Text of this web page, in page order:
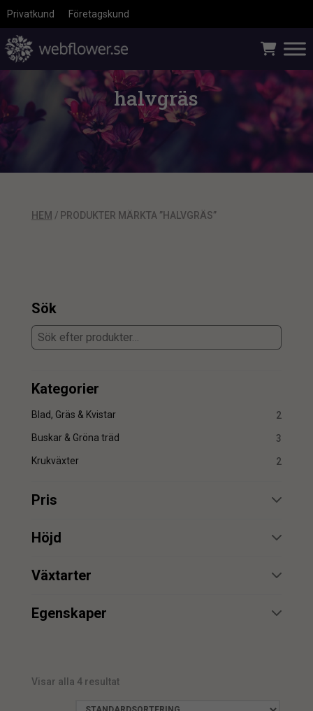
Privatkund Företagskund
halvgräs
HEM / PRODUKTER MÄRKTA ”HALVGRÄS”
Sök
Kategorier
Blad, Gräs & Kvistar 2
Buskar & Gröna träd 3
Krukväxter 2
Pris
min.
min. max.
Höjd
min.
Växtarter
Papyrus
Egenskaper
Visar alla 4 resultat